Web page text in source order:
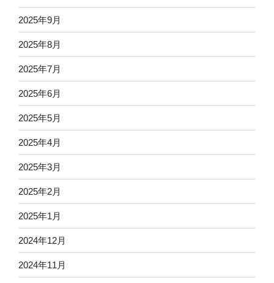
2025年9月
2025年8月
2025年7月
2025年6月
2025年5月
2025年4月
2025年3月
2025年2月
2025年1月
2024年12月
2024年11月